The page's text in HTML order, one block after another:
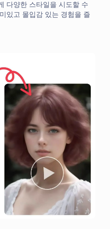
다양한 스타일을 시도할 수
있고 몰입감 있는 경험을 즐